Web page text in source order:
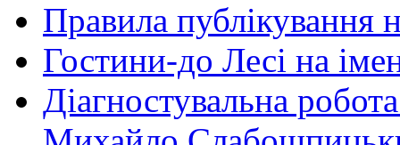
Правила публікування
Гостини-до Лесі на
Діагностувальна